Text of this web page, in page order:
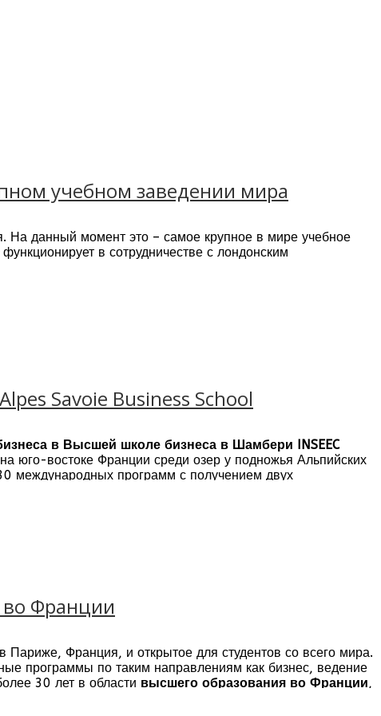
экзаменов
учебном заведении мира
На данный момент это – самое крупное в мире учебное
в сотрудничестве с лондонским
Мюнхен, Париж, Барселона, Нью-Йорк, Лос-Анджелес)
Savoie Business School
в Высшей школе бизнеса в Шамбери INSEEC
юго-востоке Франции среди озер у подножья Альпийских
международных программ с получением двух
Франции
Франция, и открытое для студентов со всего мира.
программы по таким направлениям как бизнес, ведение
30 лет в области высшего образования во Франции,